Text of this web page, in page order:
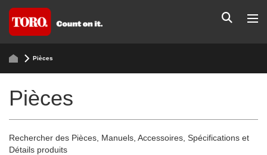
Pièces
Pièces
Rechercher des Pièces, Manuels, Accessoires, Spécifications et
Détails produits